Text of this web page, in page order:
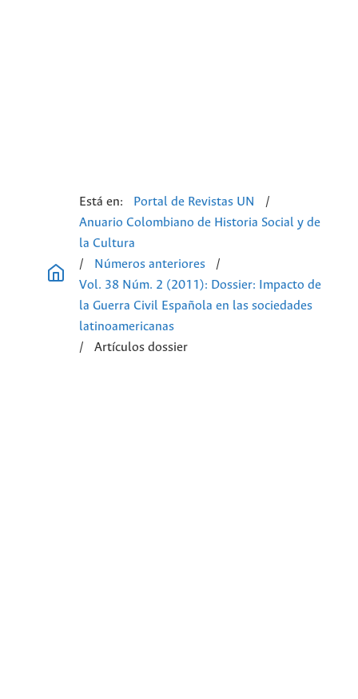
Está en: Portal de Revistas UN
/
Anuario Colombiano de Historia Social y de
la Cultura
/
Números anteriores
/
Vol. 38 Núm. 2 (2011): Dossier: Impacto de
la Guerra Civil Española en las sociedades
latinoamericanas
/
Artículos dossier